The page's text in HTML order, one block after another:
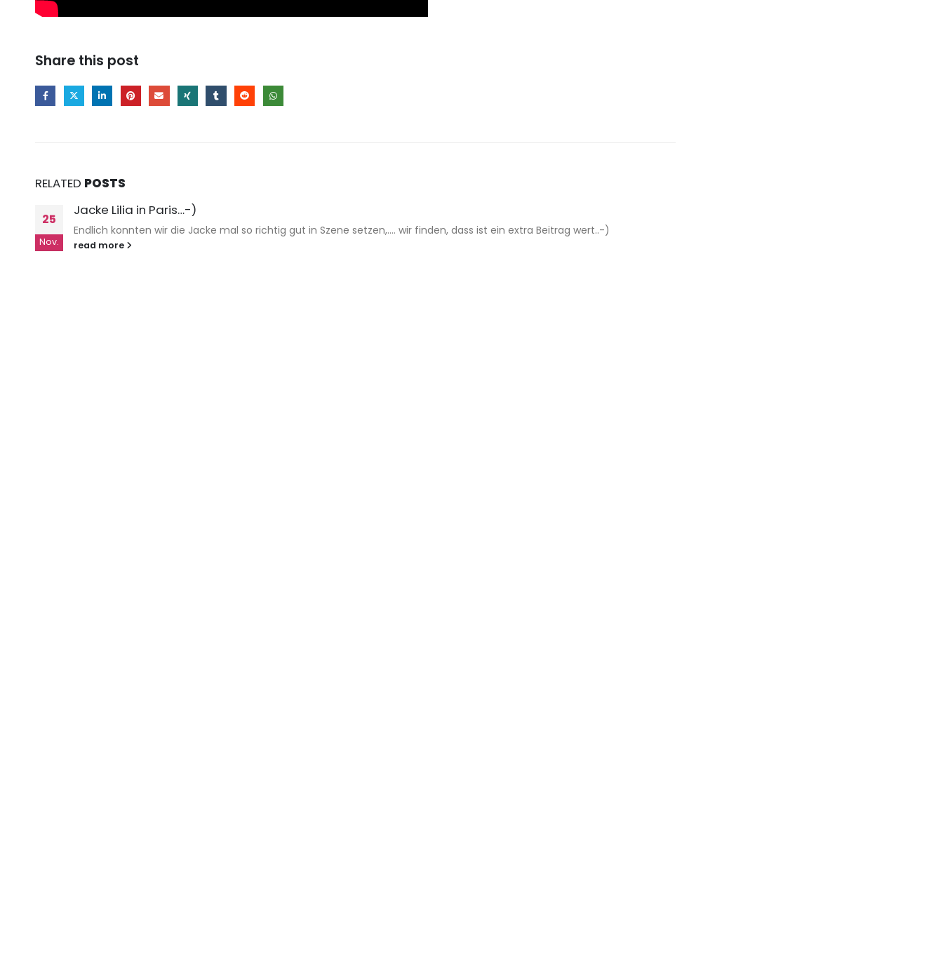
Share this post
RELATED POSTS
25
Nov.
Jacke Lilia in Paris…-)
Endlich konnten wir die Jacke mal so richtig gut in Szene setzen,.... wir finden, dass ist ein extra Beitrag wert..-)
read more